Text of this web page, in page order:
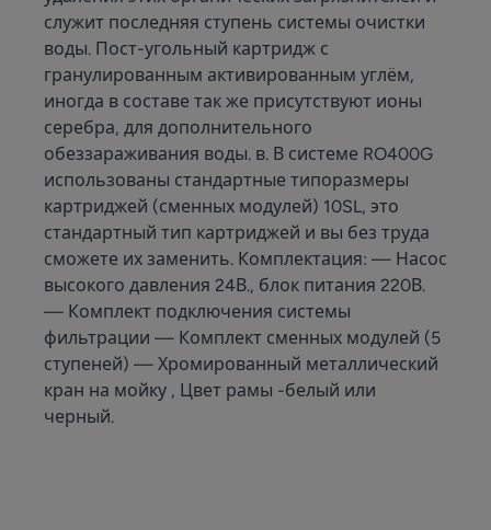
служит последняя ступень системы очистки
воды. Пост-угольный картридж с
гранулированным активированным углём,
иногда в составе так же присутствуют ионы
серебра, для дополнительного
обеззараживания воды. в. В системе RO400G
использованы стандартные типоразмеры
картриджей (сменных модулей) 10SL, это
стандартный тип картриджей и вы без труда
сможете их заменить. Комплектация: — Насос
высокого давления 24В., блок питания 220В.
— Комплект подключения системы
фильтрации — Комплект сменных модулей (5
ступеней) — Хромированный металлический
кран на мойку , Цвет рамы -белый или
черный.